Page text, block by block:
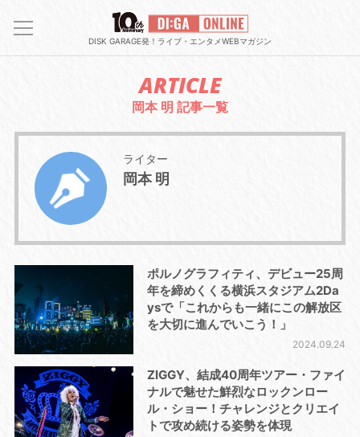
DISK GARAGE発！ライブ・エンタメWEBマガジン
ARTICLE
岡本 明 記事一覧
ライター
岡本 明
ポルノグラフィティ、デビュー25周
年を締めくくる横浜スタジアム2Da
ysで「これからも一緒にこの解放区
を大切に進んでいこう！」
2024.09.24
ZIGGY、結成40周年ツアー・ファイ
ナルで魅せた鮮烈なロックンロー
ル・ショー！チャレンジとクリエイ
トで攻め続ける姿勢を体現